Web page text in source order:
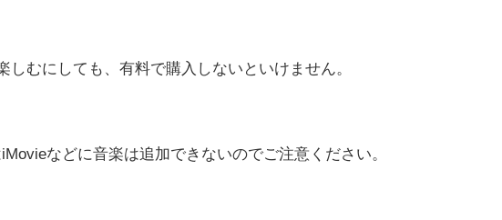
しむにしても、有料で購入しないといけません。
などに音楽は追加できないのでご注意ください。